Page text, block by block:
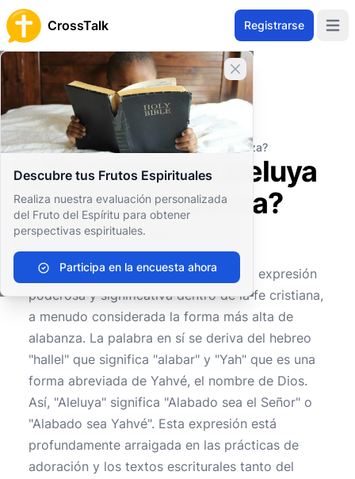
CrossTalk Registrarse
Cerrar banner
Descubre tus Frutos Espirituales
Realiza nuestra evaluación personalizada
del Fruto del Espíritu para obtener
perspectivas espirituales.
Participa en la encuesta ahora
Inicio
Archivo de Preguntas
Eventos y Símbolos Religiosos
Símbolos bíblicos
¿Se considera aleluya la mayor alabanza?
¿Se considera aleluya
la mayor alabanza?
0 0 275
El término "Aleluya" es, de hecho, una expresión
poderosa y significativa dentro de la fe cristiana,
a menudo considerada la forma más alta de
alabanza. La palabra en sí se deriva del hebreo
"hallel" que significa "alabar" y "Yah" que es una
forma abreviada de Yahvé, el nombre de Dios.
Así, "Aleluya" significa "Alabado sea el Señor" o
"Alabado sea Yahvé". Esta expresión está
profundamente arraigada en las prácticas de
adoración y los textos escriturales tanto del